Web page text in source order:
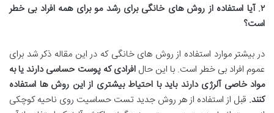
۲.آیا استفاده از روش های خانگی برای رشد مو برای همه افراد بی خطر
است؟
در بیشتر موارد استفاده از روش های خانگی که در این مقاله ذکر شد برای
عموم افراد بی خطر است. با این حالافرادی که پوست حساسی دارند یا به
مواد خاصی آلرژی دارند باید با احتیاط بیشتری از این روش ها استفاده
کنند. قبل از استفاده از هر روش جدید تست حساسیت روی ناحیه کوچکی